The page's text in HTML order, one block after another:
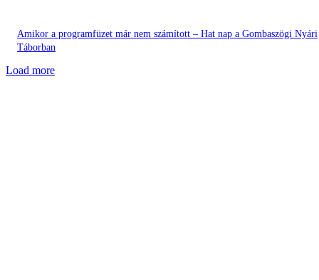
Amikor a programfüzet már nem számított – Hat nap a Gombaszögi Nyári
Táborban
Load more